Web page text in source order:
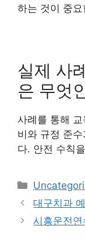
하는 것이 중요
실제 사
은 무엇
사례를 통해
비와 규정 준
다. 안전 수칙
카
테
고
리
대구치과
시흥운전연